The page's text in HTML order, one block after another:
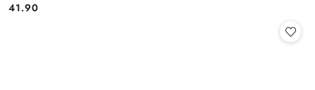
Cena:
41.90